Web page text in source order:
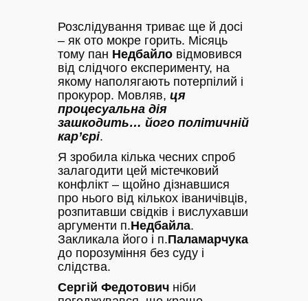
Розслідування триває ще й досі
– як ото мокре горить. Місяць
тому пан Недбайло відмовився
від слідчого експерименту, на
якому наполягають потерпілий і
прокурор. Мовляв, ця
процесуальна дія
зашкодить… його політичній
кар’єрі.
Я зробила кілька чесних спроб
залагодити цей містечковий
конфлікт – щойно дізнавшися
про нього від кількох іваничівців,
розпитавши свідків і вислухавши
аргументи п.Недбайла.
Закликала його і п.Паламарчука
до порозуміння без суду і
слідства.
Сергій Федотович ніби